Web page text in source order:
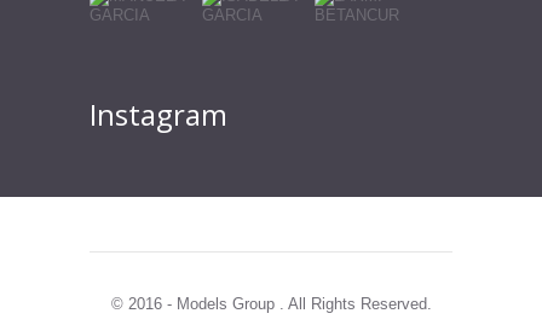
Instagram
© 2016 - Models Group . All Rights Reserved.